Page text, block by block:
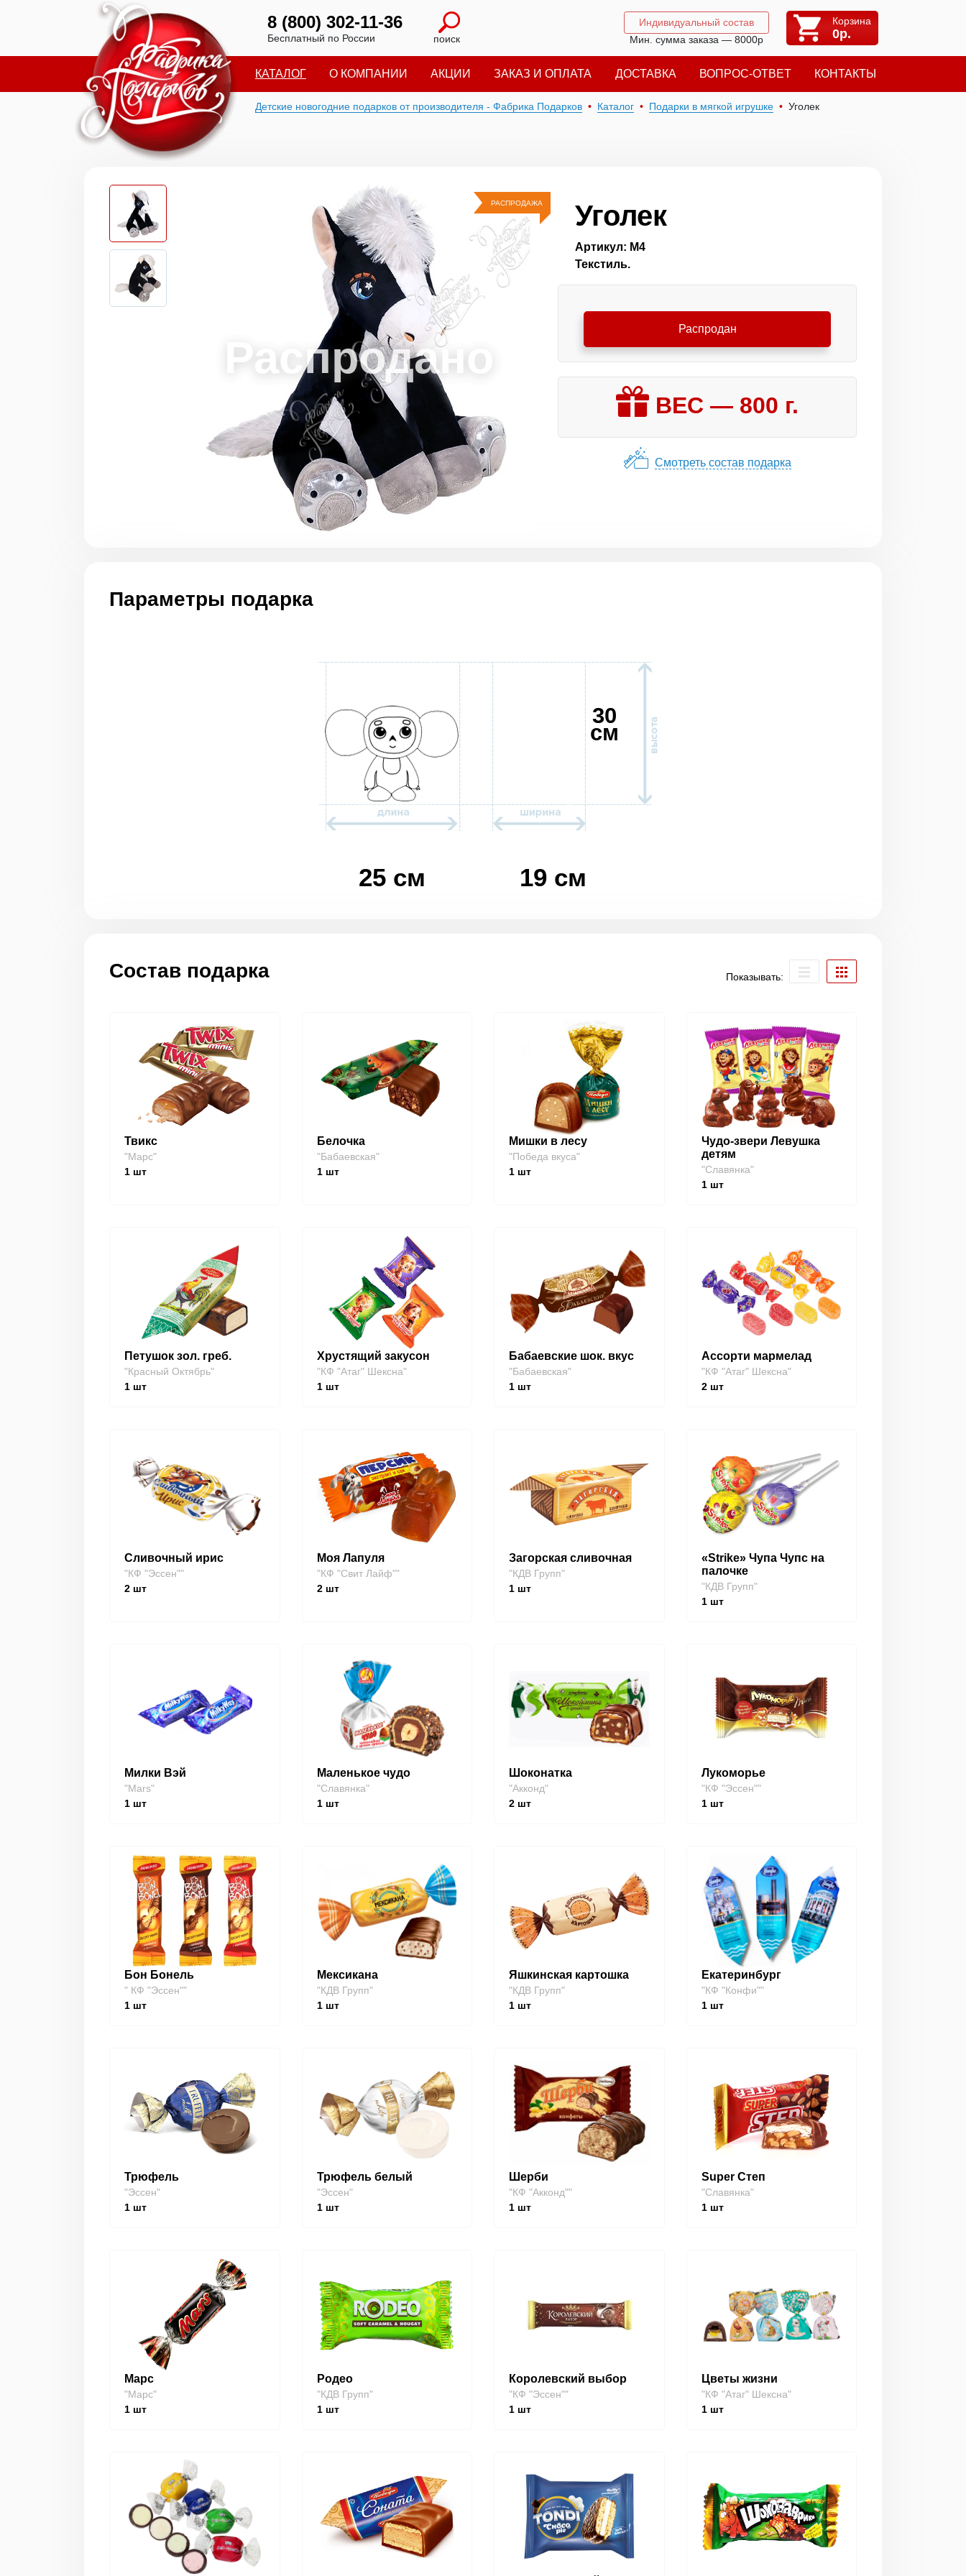
8 (800) 302-11-36
Бесплатный по России поиск
Индивидуальный состав
Мин. сумма заказа — 8000р
Корзина
0р.
КАТАЛОГ О КОМПАНИИ АКЦИИ ЗАКАЗ И ОПЛАТА ДОСТАВКА ВОПРОС-ОТВЕТ КОНТАКТЫ
Детские новогодние подарков от производителя - Фабрика Подарков Каталог Подарки в мягкой игрушке Уголек
РАСПРОДАЖА Уголек
Артикул: М4
Текстиль.
Распродан
ВЕС — 800 г.
Смотреть состав подарка
Параметры подарка
25 см 19 см
30
см
Состав подарка Показывать:
Твикс
"Марс"
1 шт
Белочка
"Бабаевская"
1шт
Мишки в лесу
"Победа вкуса"
1 шт
Чудо-звери Левушка
детям
"Славянка"
1шт
Петушок зол. греб.
"Красный Октябрь"
1 шт
Хрустящий закусон
"КФ "Атаг" Шексна"
1шт
Бабаевские шок. вкус
"Бабаевская"
1 шт
Ассорти мармелад
"КФ "Атаг" Шексна"
2шт
Сливочный ирис
"КФ "Эссен""
2 шт
Моя Лапуля
"КФ "Свит Лайф""
2шт
Загорская сливочная
"КДВ Групп"
1 шт
«Strike» Чупа Чупс на
палочке
"КДВ Групп"
1шт
Милки Вэй
"Mars"
1 шт
Маленькое чудо
"Славянка"
1шт
Шоконатка
"Акконд"
2 шт
Лукоморье
"КФ "Эссен""
1шт
Бон Бонель
" КФ "Эссен""
1 шт
Мексикана
"КДВ Групп"
1шт
Яшкинская картошка
"КДВ Групп"
1 шт
Екатеринбург
"КФ "Конфи""
1шт
Трюфель
"Эссен"
1 шт
Трюфель белый
"Эссен"
1шт
Шерби
"КФ "Акконд""
1 шт
Super Степ
"Славянка"
1шт
Марс
"Марс"
1 шт
Родео
"КДВ Групп"
1шт
Королевский выбор
"КФ "Эссен""
1 шт
Цветы жизни
"КФ "Атаг" Шексна"
1шт